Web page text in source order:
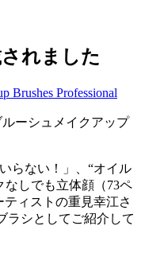
れました
Brushes Professional
ーシュメイクアップ
らない！」、“オイル
なしでも立体顔（73ペ
ィストの重見幸江さ
ラシとしてご紹介して